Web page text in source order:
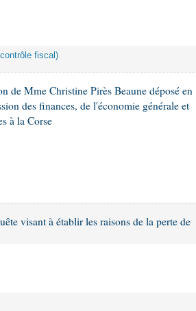
fiscal)
de Mme Christine Pirès Beaune déposé en
des finances, de l'économie générale et
à la Corse
visant à établir les raisons de la perte de